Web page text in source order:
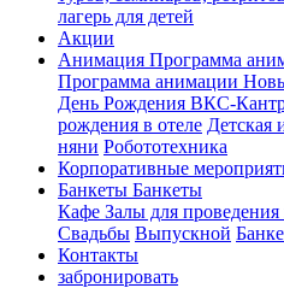
лагерь для детей
Акции
Анимация Программа
Программа анимации
День Рождения ВКС-
рождения в отеле Детская
няни Робототехника
Корпоративные
Банкеты Банкеты
Кафе Залы для
Свадьбы Выпускной
Контакты
забронировать